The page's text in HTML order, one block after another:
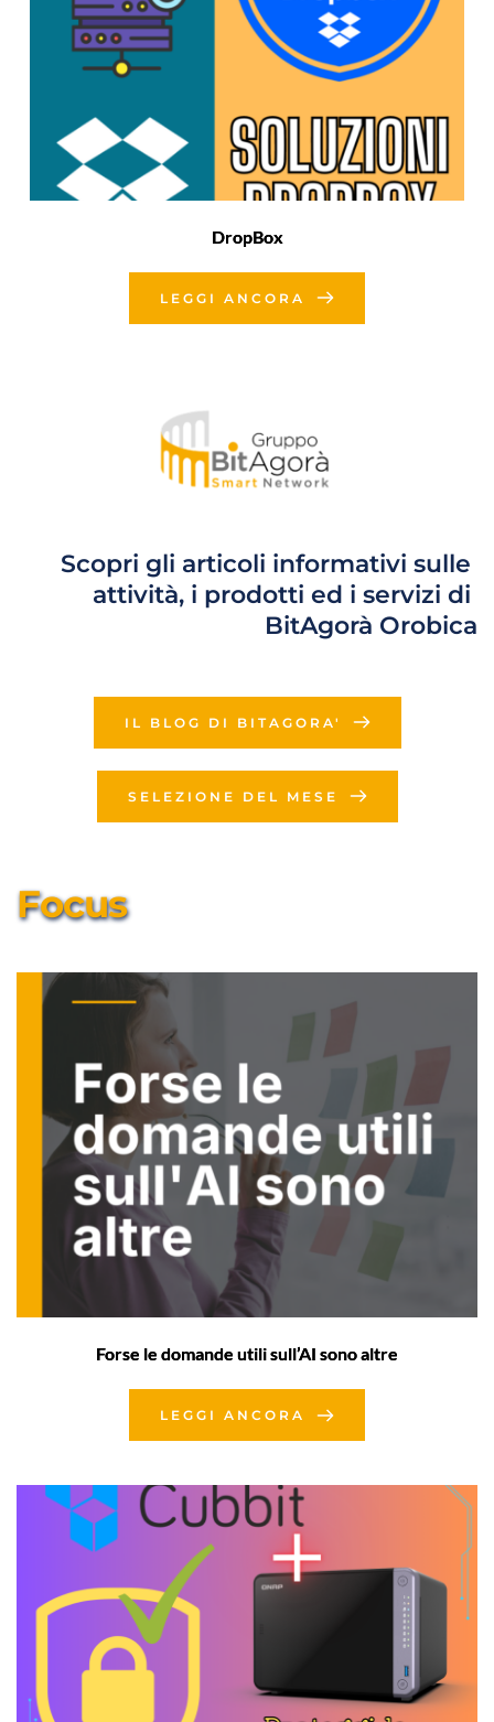
DropBox
LEGGI ANCORA
Scopri gli articoli informativi sulle
attività, i prodotti ed i servizi di
BitAgorà Orobica
IL BLOG DI BITAGORA'
SELEZIONE DEL MESE
Focus
Forse le domande utili sull’AI sono altre
LEGGI ANCORA